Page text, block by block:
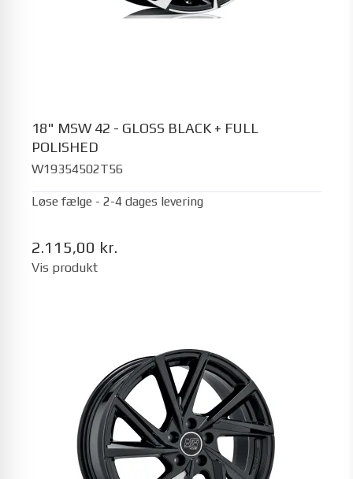
18" MSW 42 - GLOSS BLACK + FULL
POLISHED
W19354502T56
Løse fælge - 2-4 dages levering
2.115,00 kr.
Vis produkt